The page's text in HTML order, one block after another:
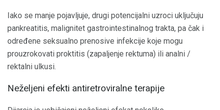
Iako se manje pojavljuje, drugi potencijalni uzroci uključuju
pankreatitis, malignitet gastrointestinalnog trakta, pa čak i
određene seksualno prenosive infekcije koje mogu
prouzrokovati proktitis (zapaljenje rektuma) ili analni /
rektalni ulkusi.
Neželjeni efekti antiretroviralne terapije